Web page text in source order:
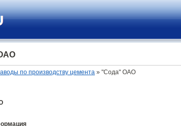
по производству цемента » "Сода" ОАО